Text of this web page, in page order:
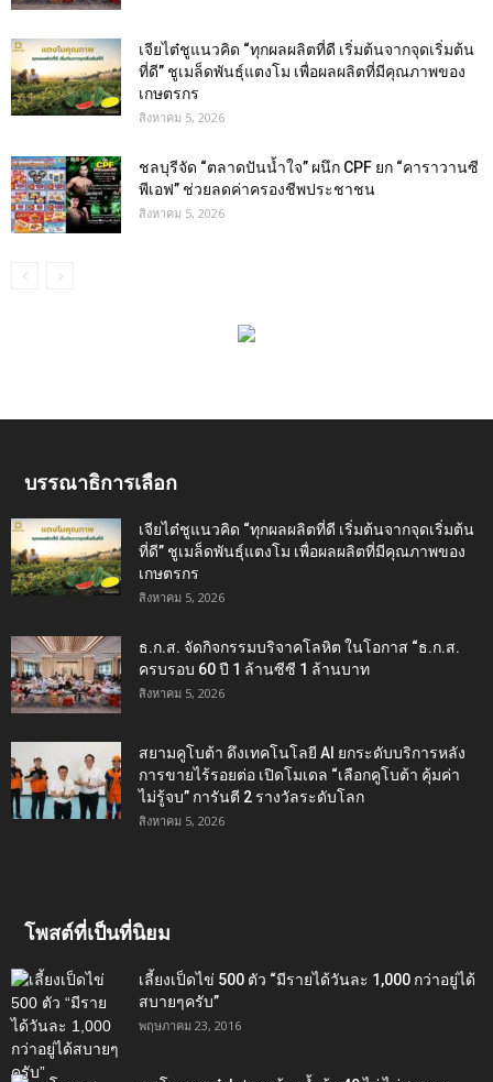
เจียไต๋ชูแนวคิด “ทุกผลผลิตที่ดี เริ่มต้นจากจุดเริ่มต้น
ที่ดี” ชูเมล็ดพันธุ์แตงโม เพื่อผลผลิตที่มีคุณภาพของ
เกษตรกร
สิงหาคม 5, 2026
ชลบุรีจัด “ตลาดปันน้ำใจ” ผนึก CPF ยก “คาราวานซี
พีเอฟ” ช่วยลดค่าครองชีพประชาชน
สิงหาคม 5, 2026
บรรณาธิการเลือก
เจียไต๋ชูแนวคิด “ทุกผลผลิตที่ดี เริ่มต้นจากจุดเริ่มต้น
ที่ดี” ชูเมล็ดพันธุ์แตงโม เพื่อผลผลิตที่มีคุณภาพของ
เกษตรกร
สิงหาคม 5, 2026
ธ.ก.ส. จัดกิจกรรมบริจาคโลหิต ในโอกาส “ธ.ก.ส.
ครบรอบ 60 ปี 1 ล้านซีซี 1 ล้านบาท
สิงหาคม 5, 2026
สยามคูโบต้า ดึงเทคโนโลยี AI ยกระดับบริการหลัง
การขายไร้รอยต่อ เปิดโมเดล “เลือกคูโบต้า คุ้มค่า
ไม่รู้จบ” การันตี 2 รางวัลระดับโลก
สิงหาคม 5, 2026
โพสต์ที่เป็นที่นิยม
เลี้ยงเป็ดไข่ 500 ตัว “มีรายได้วันละ 1,000 กว่าอยู่ได้
สบายๆครับ”
พฤษภาคม 23, 2016